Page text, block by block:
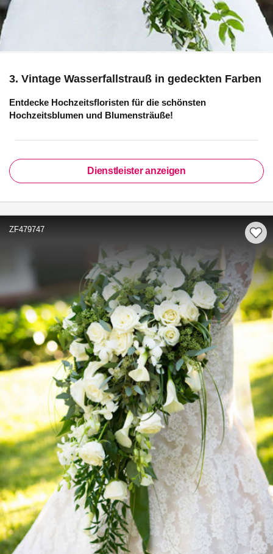
3. Vintage Wasserfallstrauß in gedeckten Farben
Entdecke Hochzeitsfloristen für die schönsten
Hochzeitsblumen und Blumensträuße!
Dienstleister anzeigen
ZF479747